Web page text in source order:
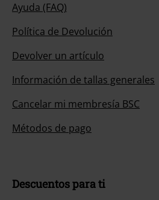
Ayuda (FAQ)
Política de Devolución
Devolver un artículo
Información de tallas generales
Cancelar mi membresía BSC
Métodos de pago
Descuentos para ti